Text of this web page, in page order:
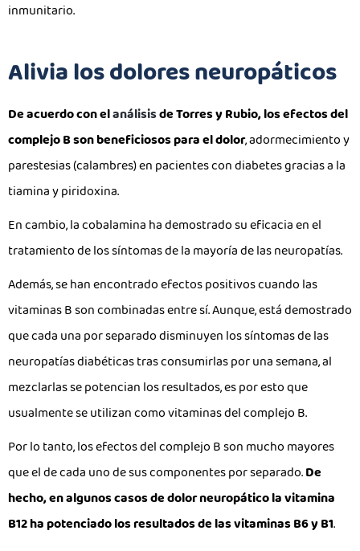
inmunitario.
Alivia los dolores neuropáticos
De acuerdo con elanálisisde Torres y Rubio, los efectos del
complejo B son beneficiosos para el dolor, adormecimiento y
parestesias (calambres) en pacientes con diabetes gracias a la
tiamina y piridoxina.
En cambio, la cobalamina ha demostrado su eficacia en el
tratamiento de los síntomas de la mayoría de las neuropatías.
Además, se han encontrado efectos positivos cuando las
vitaminas B son combinadas entre sí. Aunque, está demostrado
que cada una por separado disminuyen los síntomas de las
neuropatías diabéticas tras consumirlas por una semana, al
mezclarlas se potencian los resultados, es por esto que
usualmente se utilizan como vitaminas del complejo B.
Por lo tanto, los efectos del complejo B son mucho mayores
que el de cada uno de sus componentes por separado.De
hecho, en algunos casos de dolor neuropático la vitamina
B12 ha potenciado los resultados de las vitaminas B6 y B1.